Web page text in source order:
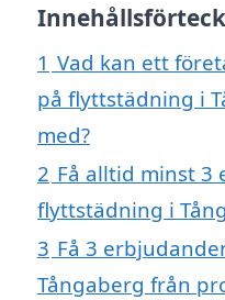
1 Vad kan ett
på flyttstädning i
med?
2 Få alltid minst 3
flyttstädning i
3 Få 3
Tångaberg från